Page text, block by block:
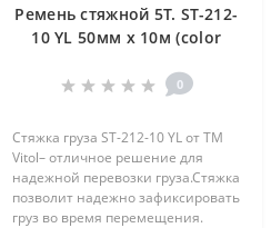
Ремень стяжной 5Т. ST-212-
10 YL 50мм х 10м (color
0
Стяжка груза ST-212-10 YL от ТМ
Vitol– отличное решение для
надежной перевозки груза.Стяжка
позволит надежно зафиксировать
груз во время перемещения.